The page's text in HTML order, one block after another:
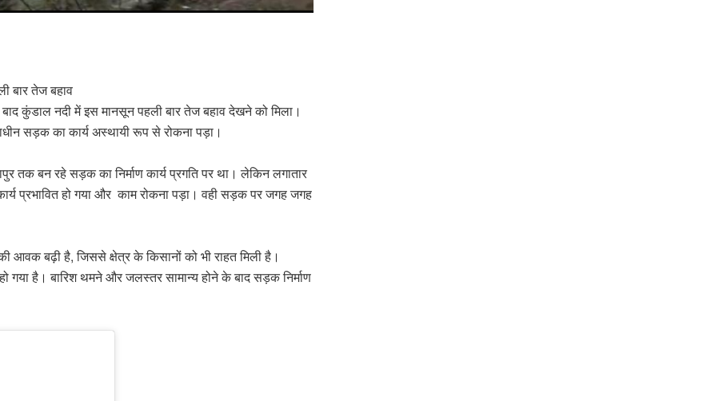
बार तेज बहाव
कुंडाल नदी में इस मानसून पहली बार तेज बहाव देखने को मिला।
सड़क का कार्य अस्थायी रूप से रोकना पड़ा।
तक बन रहे सड़क का निर्माण कार्य प्रगति पर था। लेकिन लगातार
प्रभावित हो गया और काम रोकना पड़ा। वही सड़क पर जगह जगह
आवक बढ़ी है, जिससे क्षेत्र के किसानों को भी राहत मिली है।
गया है। बारिश थमने और जलस्तर सामान्य होने के बाद सड़क निर्माण